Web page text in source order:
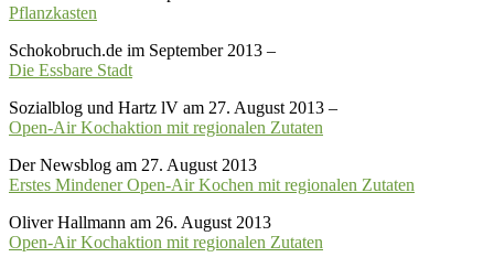
Pflanzkasten
Schokobruch.de im September 2013 –
Die Essbare Stadt
Sozialblog und Hartz lV am 27. August 2013 –
Open-Air Kochaktion mit regionalen Zutaten
Der Newsblog am 27. August 2013
Erstes Mindener Open-Air Kochen mit regionalen Zutaten
Oliver Hallmann am 26. August 2013
Open-Air Kochaktion mit regionalen Zutaten